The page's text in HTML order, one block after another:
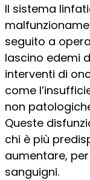
Il sistema
seguito a
lascino edemi
interventi di
come
non
Queste
chi è più
aumentare,
sanguigni.